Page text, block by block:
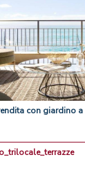
con giardino a